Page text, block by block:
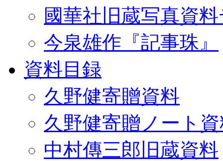
國華社旧蔵写真資
今泉雄作『記事珠』
資料目録
久野健寄贈資料
久野健寄贈ノート
中村傳三郎旧蔵資料